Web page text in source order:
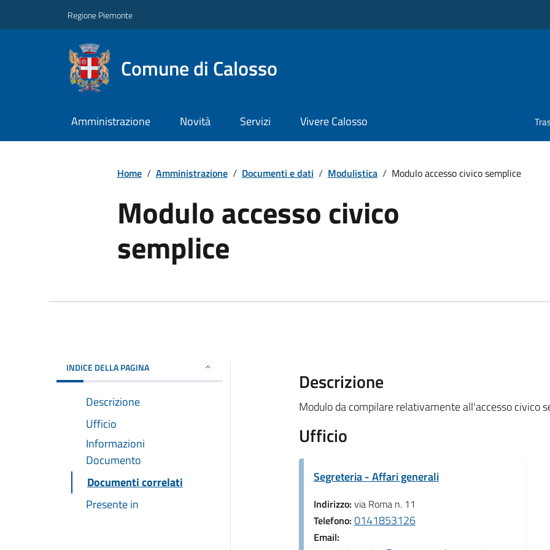
Regione Piemonte
Comune di Calosso
Amministrazione Novità Servizi Vivere Calosso
Home / Amministrazione / Documenti e dati / Modulistica / Modulo accesso civico semplice
Modulo accesso civico
semplice
INDICE DELLA PAGINA
Descrizione
Ufficio
Informazioni
Documento
Documenti correlati
Presente in
Descrizione
Modulo da compilare relativamente all'accesso civico
Ufficio
Segreteria - Affari generali
Indirizzo: via Roma n. 11
Telefono: 0141853126
Email: